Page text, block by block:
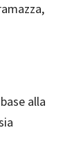
alla